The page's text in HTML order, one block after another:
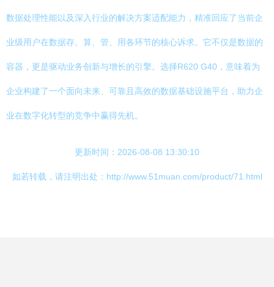
数据处理性能以及深入行业的解决方案适配能力，精准回应了当前企
业级用户在数据存、算、管、用各环节的核心诉求。它不仅是数据的
容器，更是驱动业务创新与增长的引擎。选择R620 G40，意味着为
企业构建了一个面向未来、可靠且高效的数据基础设施平台，助力企
业在数字化转型的竞争中赢得先机。
更新时间：2026-08-08 13:30:10
如若转载，请注明出处：http://www.51muan.com/product/71.html